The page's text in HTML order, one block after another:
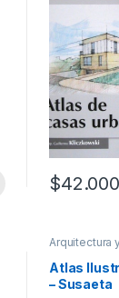
$42.000
Arquitectura
Urbanismo
Atlas
– Susaeta